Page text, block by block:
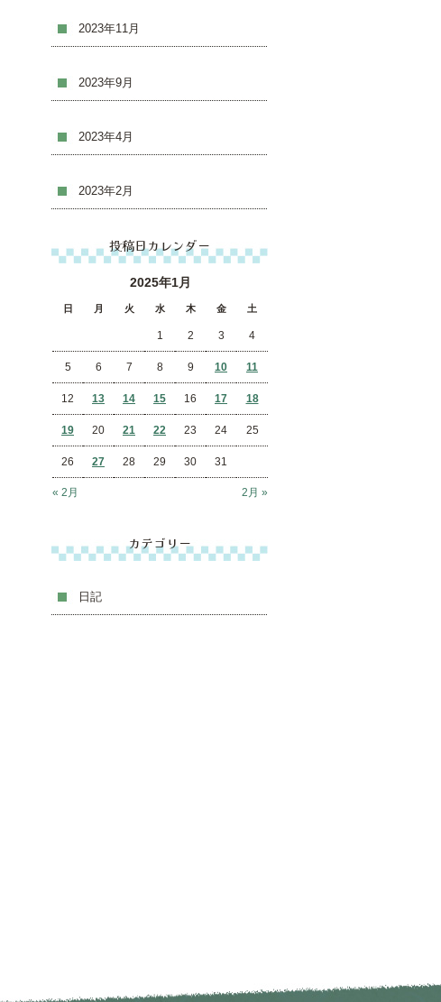
2023年11月
2023年9月
2023年4月
2023年2月
投稿日カレンダー
2025年1月
日 月 火 水 木 金 土
« 2月 2月 »
1 2 3 4
5 6 7 8 9 10 11
12 13 14 15 16 17 18
19 20 21 22 23 24 25
26 27 28 29 30 31
カテゴリー
日記